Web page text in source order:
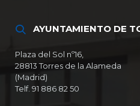
AYUNTAMIENTO DE
Plaza del Sol nº16,
28813 Torres de la Alameda
(Madrid)
Telf. 91 886 82 50